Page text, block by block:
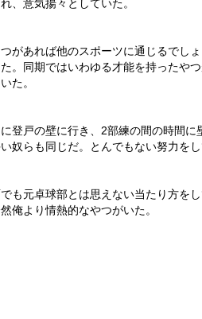
、意気揚々としていた。
つがあれば他のスポーツに通じるでし
。同期ではいわゆる才能を持ったや
た。
登戸の壁に行き、2部練の間の時間
奴らも同じだ。とんでもない努力をし
も元卓球部とは思えない当たり方を
俺より情熱的なやつがいた。